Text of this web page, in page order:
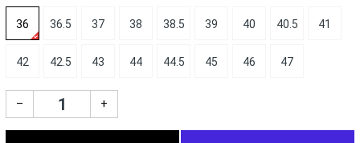
36 36.5 37 38 38.5 39 40 40.5 41
42 42.5 43 44 44.5 45 46 47
– +